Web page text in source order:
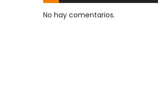
No hay comentarios.